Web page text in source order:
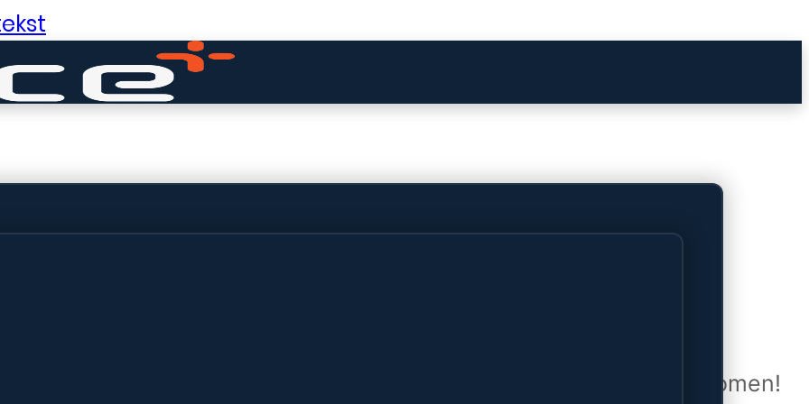
dingen in het verschiet
winkel wordt momenteel gebouwd en zal binnenkort online komen!